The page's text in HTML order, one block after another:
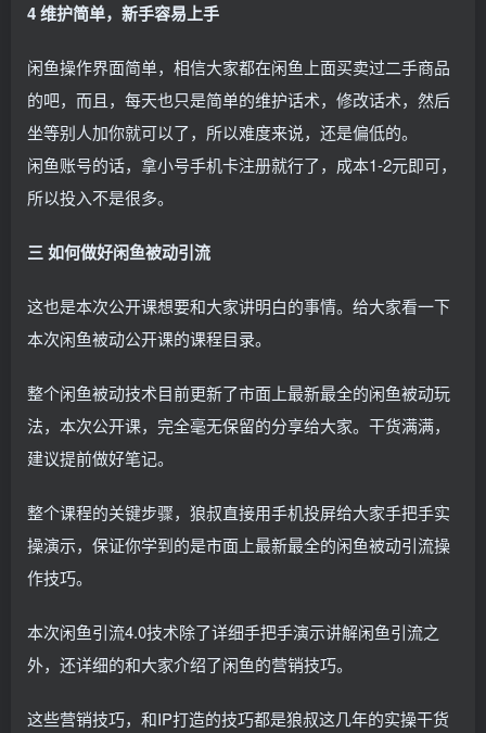
4 维护简单，新手容易上手
闲鱼操作界面简单，相信大家都在闲鱼上面买卖过二手商品
的吧，而且，每天也只是简单的维护话术，修改话术，然后
坐等别人加你就可以了，所以难度来说，还是偏低的。
闲鱼账号的话，拿小号手机卡注册就行了，成本1-2元即可，
所以投入不是很多。
三 如何做好闲鱼被动引流
这也是本次公开课想要和大家讲明白的事情。给大家看一下
本次闲鱼被动公开课的课程目录。
整个闲鱼被动技术目前更新了市面上最新最全的闲鱼被动玩
法，本次公开课，完全毫无保留的分享给大家。干货满满，
建议提前做好笔记。
整个课程的关键步骤，狼叔直接用手机投屏给大家手把手实
操演示，保证你学到的是市面上最新最全的闲鱼被动引流操
作技巧。
本次闲鱼引流4.0技术除了详细手把手演示讲解闲鱼引流之
外，还详细的和大家介绍了闲鱼的营销技巧。
这些营销技巧，和IP打造的技巧都是狼叔这几年的实操干货